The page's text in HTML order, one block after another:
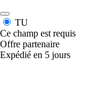
TU
Ce champ est requis
Offre partenaire
Expédié en 5 jours